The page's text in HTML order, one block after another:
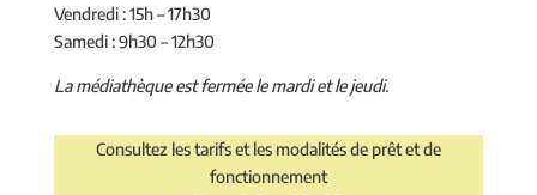
Vendredi : 15h – 17h30
Samedi : 9h30 – 12h30
La médiathèque est fermée le mardi et le jeudi.
Consultez les tarifs et les modalités de prêt et de
fonctionnement